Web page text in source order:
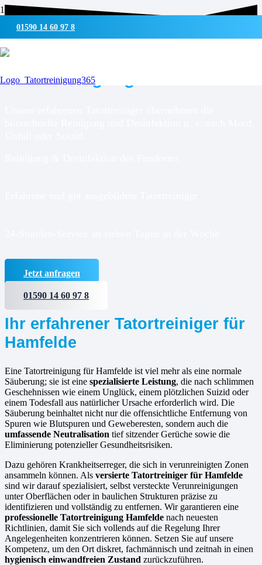
01590 14 60 97 8
UMWELTSCHONENDE REINIGUNG & DESINFEKTION
Tatortreinigung für
Jetzt anfragen
01590 14 60 97 8
Ihr erfahrener Tatortreiniger für
Hamfelde
Eine Tatortreinigung für Hamfelde ist viel mehr als eine normale
Säuberung; sie ist eine spezialisierte Leistung, die nach schlimmen
Geschehnissen wie einem Unglück, einem plötzlichen Suizid oder
einem Todesfall aus natürlicher Ursache erforderlich wird. Die
Säuberung beinhaltet nicht nur die offensichtliche Entfernung von
Spuren wie Blutspuren und Geweberesten, sondern auch die
umfassende Neutralisation tief sitzender Gerüche sowie die
Eliminierung potenzieller Gesundheitsrisiken.
Dazu gehören Krankheitserreger, die sich in verunreinigten Zonen
ansammeln können. Als versierte Tatortreiniger für Hamfelde
sind wir darauf spezialisiert, selbst versteckte Verunreinigungen
unter Oberflächen oder in baulichen Strukturen präzise zu
identifizieren und vollständig zu entfernen. Wir garantieren eine
professionelle Tatortreinigung Hamfelde nach neuesten
Richtlinien, damit Sie sich vollends auf die Regelung Ihrer
Angelegenheiten konzentrieren können. Setzen Sie auf unsere
Kompetenz, um den Ort diskret, fachmännisch und zeitnah in einen
hygienisch einwandfreien Zustand zurückzuführen.